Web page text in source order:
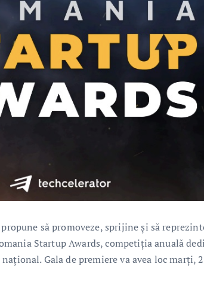
să promoveze, sprijine și să
Startup Awards, competiția anuală
Gala de premiere va avea loc marți,